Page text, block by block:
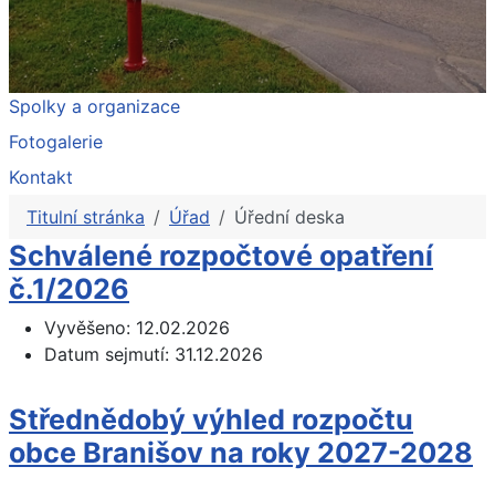
Spolky a organizace
Fotogalerie
Kontakt
Titulní stránka
Úřad Úřední deska
Schválené rozpočtové opatření
č.1/2026
Vyvěšeno: 12.02.2026
Datum sejmutí: 31.12.2026
Střednědobý výhled rozpočtu
obce Branišov na roky 2027-2028